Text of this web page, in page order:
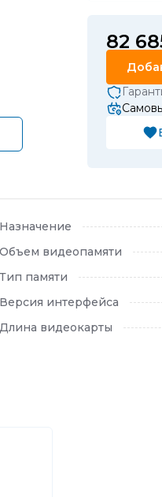
82
Назначение
Объем видеопамяти
Тип памяти
Версия интерфейса
Длина видеокарты